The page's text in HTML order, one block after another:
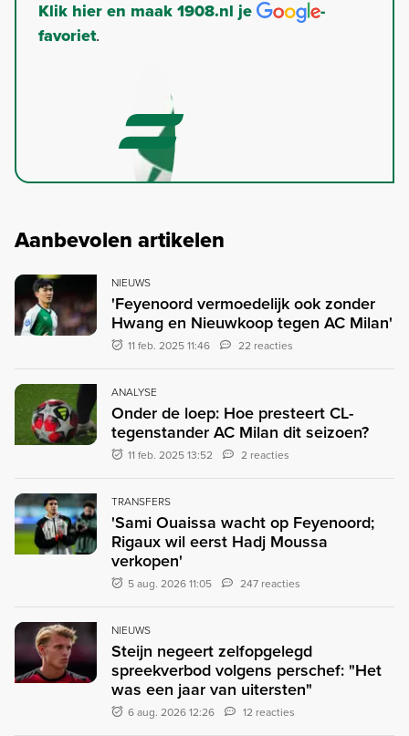
Klik hier en maak 1908.nl je
-
favoriet.
Aanbevolen artikelen
NIEUWS
'Feyenoord vermoedelijk ook zonder
Hwang en Nieuwkoop tegen AC Milan'
11 feb. 2025 11:46 22 reacties
ANALYSE
Onder de loep: Hoe presteert CL-
tegenstander AC Milan dit seizoen?
11 feb. 2025 13:52 2 reacties
TRANSFERS
'Sami Ouaissa wacht op Feyenoord;
Rigaux wil eerst Hadj Moussa
verkopen'
5 aug. 2026 11:05 247 reacties
NIEUWS
Steijn negeert zelfopgelegd
spreekverbod volgens perschef: "Het
was een jaar van uitersten"
6 aug. 2026 12:26 12 reacties